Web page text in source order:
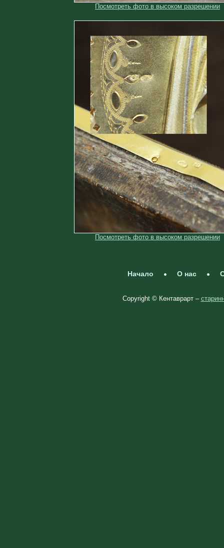
Посмотреть фото в высоком разрешении
Посмотреть фото в высоком разрешении
Начало О нас
Copyright © Кентаврарт –